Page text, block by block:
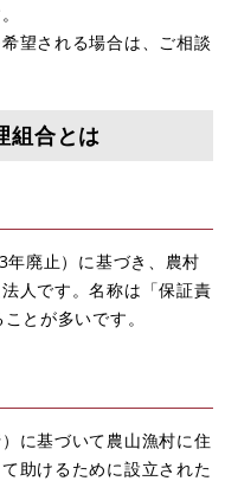
望される場合は、ご相談
組合とは
廃止）に基づき、農村
人です。名称は「保証責
とが多いです。
に基づいて農山漁村に住
助けるために設立された